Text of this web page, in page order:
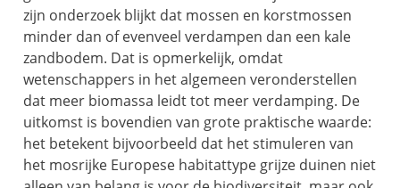
zijn onderzoek blijkt dat mossen en korstmossen
minder dan of evenveel verdampen dan een kale
zandbodem. Dat is opmerkelijk, omdat
wetenschappers in het algemeen veronderstellen
dat meer biomassa leidt tot meer verdamping. De
uitkomst is bovendien van grote praktische waarde:
het betekent bijvoorbeeld dat het stimuleren van
het mosrijke Europese habitattype grijze duinen niet